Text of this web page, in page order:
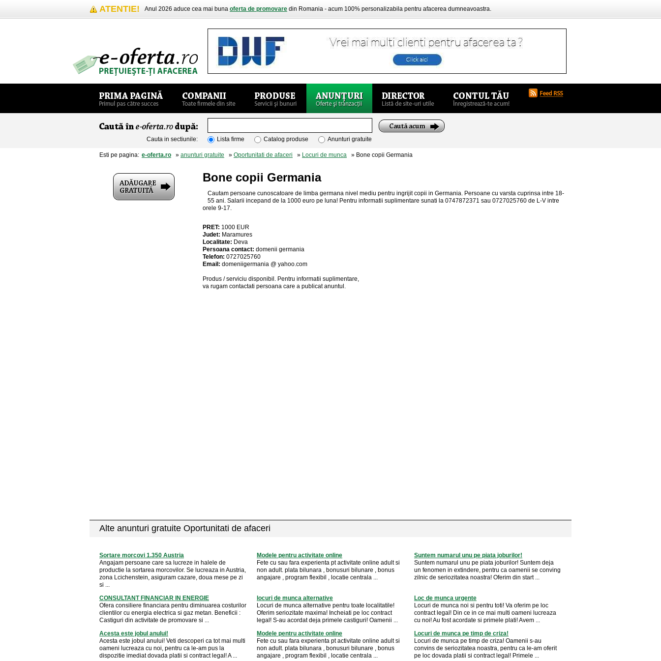
ATENTIE! Anul 2026 aduce cea mai buna oferta de promovare din Romania - acum 100% personalizabila pentru afacerea dumneavoastra.
Cauta in sectiunile: Lista firme Catalog produse Anunturi gratuite
Esti pe pagina: e-oferta.ro » anunturi gratuite » Oportunitati de afaceri » Locuri de munca » Bone copii Germania
Bone copii Germania
Cautam persoane cunoscatoare de limba germana nivel mediu pentru ingrijit copii in Germania. Persoane cu varsta cuprinsa intre 18-
55 ani. Salarii incepand de la 1000 euro pe luna! Pentru informatii suplimentare sunati la 0747872371 sau 0727025760 de L-V intre
orele 9-17.
PRET: 1000 EUR
Judet: Maramures
Localitate: Deva
Persoana contact: domenii germania
Telefon: 0727025760
Email: domeniigermania @ yahoo.com
Produs / serviciu disponibil . Pentru informatii suplimentare,
va rugam contactati persoana care a publicat anuntul.
Alte anunturi gratuite Oportunitati de afaceri
Sortare morcovi 1.350 Austria
Angajam persoane care sa lucreze in halele de
productie la sortarea morcovilor. Se lucreaza in Austria,
zona Lcichenstein, asiguram cazare, doua mese pe zi
si ...
Modele pentru activitate online
Fete cu sau fara experienta pt activitate online adult si
non adult. plata bilunara , bonusuri bilunare , bonus
angajare , program flexibil , locatie centrala ...
Suntem numarul unu pe piata joburilor!
Suntem numarul unu pe piata joburilor! Suntem deja
un fenomen in extindere, pentru ca oamenii se conving
zilnic de seriozitatea noastra! Oferim din start ...
CONSULTANT FINANCIAR IN ENERGIE
Ofera consiliere financiara pentru diminuarea costurilor
clientilor cu energia electrica si gaz metan. Beneficii :
Castiguri din activitate de promovare si ...
locuri de munca alternative
Locuri de munca alternative pentru toate localitatile!
Oferim seriozitate maxima! Incheiati pe loc contract
legal! S-au acordat deja primele castiguri! Oamenii ...
Loc de munca urgente
Locuri de munca noi si pentru toti! Va oferim pe loc
contract legal! Din ce in ce mai multi oameni lucreaza
cu noi! Au fost acordate si primele plati! Avem ...
Acesta este jobul anului!
Acesta este jobul anului! Veti descoperi ca tot mai multi
oameni lucreaza cu noi, pentru ca le-am pus la
dispozitie imediat dovada platii si contract legal! A ...
Modele pentru activitate online
Fete cu sau fara experienta pt activitate online adult si
non adult. plata bilunara , bonusuri bilunare , bonus
angajare , program flexibil , locatie centrala ...
Locuri de munca pe timp de criza!
Locuri de munca pe timp de criza! Oamenii s-au
convins de seriozitatea noastra, pentru ca le-am oferit
pe loc dovada platii si contract legal! Primele ...